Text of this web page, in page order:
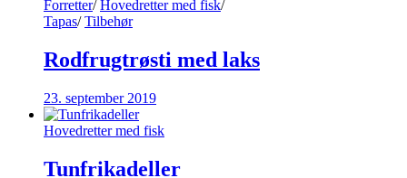
Forretter/ Hovedretter med fisk/
Tapas/ Tilbehør
Rodfrugtrøsti med laks
23. september 2019
Hovedretter med fisk
Tunfrikadeller